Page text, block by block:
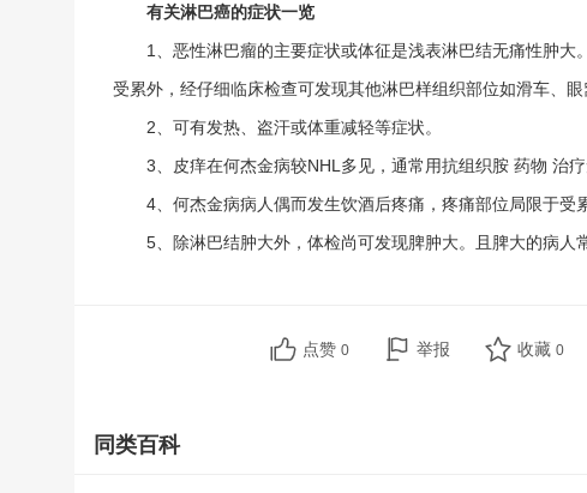
有关淋巴癌的症状一览
1、恶性淋巴瘤的主要症状或体征是浅表淋巴结无痛性肿
受累外，经仔细临床检查可发现其他淋巴样组织部位如滑车、眼
2、可有发热、盗汗或体重减轻等症状。
3、皮痒在何杰金病较NHL多见，通常用抗组织胺 药物 治疗
4、何杰金病病人偶而发生饮酒后疼痛，疼痛部位局限于受
5、除淋巴结肿大外，体检尚可发现脾肿大。且脾大的病人
点赞 0 举报 收藏 0
同类百科